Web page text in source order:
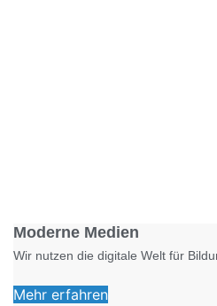
Moderne Medien
Wir nutzen die digitale Welt für
Mehr erfahren